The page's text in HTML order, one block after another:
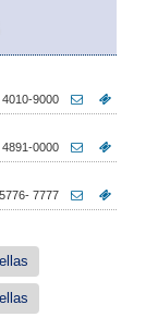
4010-9000
4891-0000
5776- 7777